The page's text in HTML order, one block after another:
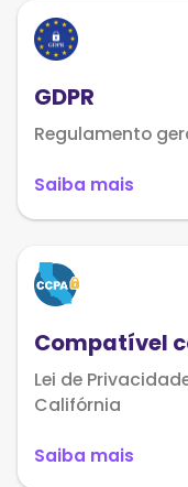
GDPR
Regulamento
Saiba mais
Compatível
Lei de
Califórnia
Saiba mais